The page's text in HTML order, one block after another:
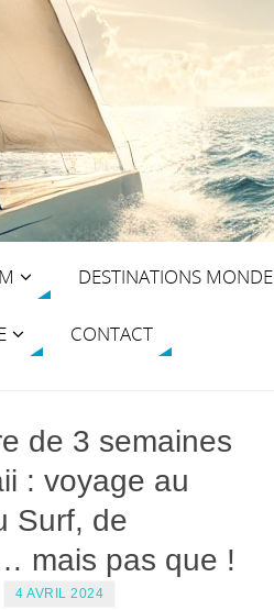
DESTINATIONS MONDE
CONTACT
de 3 semaines
: voyage au
Surf, de
mais pas que !
4 AVRIL 2024